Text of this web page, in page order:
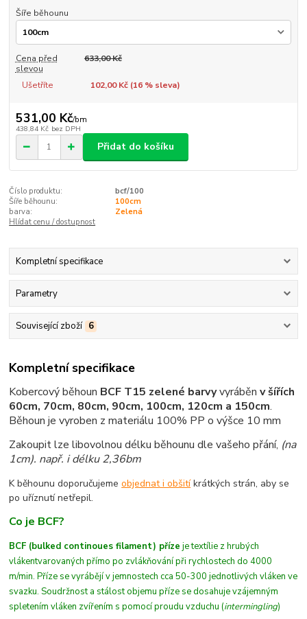
Šíře běhounu
Cena před
slevou
633,00 Kč
Ušetříte 102,00 Kč (16% sleva)
531,00 Kč/bm
438,84 Kč bez DPH
Přidat do košíku
Číslo produktu:
bcf/100
Šíře běhounu:
100cm
barva:
Zelená
Hlídat cenu / dostupnost
Kompletní specifikace
Parametry
Související zboží 6
Kompletní specifikace
Kobercový běhoun BCF T15 zelené barvyvyráběnv šířích
60cm, 70cm, 80cm, 90cm, 100cm, 120cm a 150cm.
Běhoun je vyroben z materiálu 100% PP o výšce 10 mm
Zakoupit lze libovolnou délku běhounu dle vašeho přání, (na
1cm). např. i délku 2,36bm
K běhounu doporučujemeobjednat i obšitíkrátkých strán, aby se
po uříznutí netřepil.
Co je BCF?
BCF (bulked continoues filament) příze je textílie z hrubých
vlákentvarovanýchpřímo po zvlákňování při rychlostech do 4000
m/min. Příze se vyrábějí v jemnostech cca 50-300 jednotlivých vláken ve
svazku. Soudržnost a stálost objemu příze se dosahuje vzájemným
spletením vláken zvířením s pomocí proudu vzduchu (intermingling)